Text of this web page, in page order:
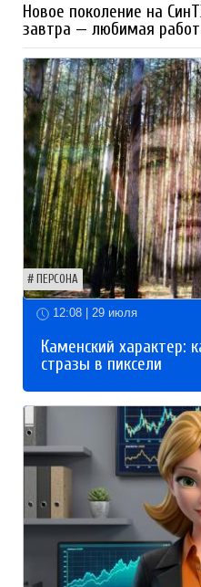
Новое поколение на
завтра — любимая
ПЕРСОНА
12:08 | 29 июля
Каменский характер:
стразы в пиксели